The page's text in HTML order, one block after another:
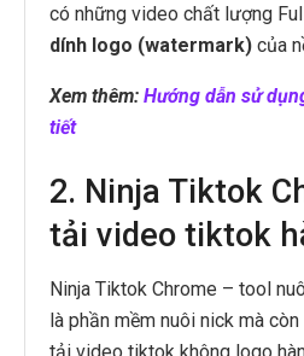
có những video chất lượng
dính logo (watermark) của
Xem thêm: Hướng dẫn sử
tiết
2. Ninja Tiktok
tải video tiktok
Ninja Tiktok Chrome – tool
là phần mềm nuôi nick mà